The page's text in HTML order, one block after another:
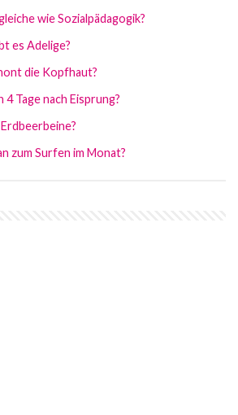
wie Sozialpädagogik?
es Adelige?
die Kopfhaut?
Tage nach Eisprung?
zum Surfen im Monat?